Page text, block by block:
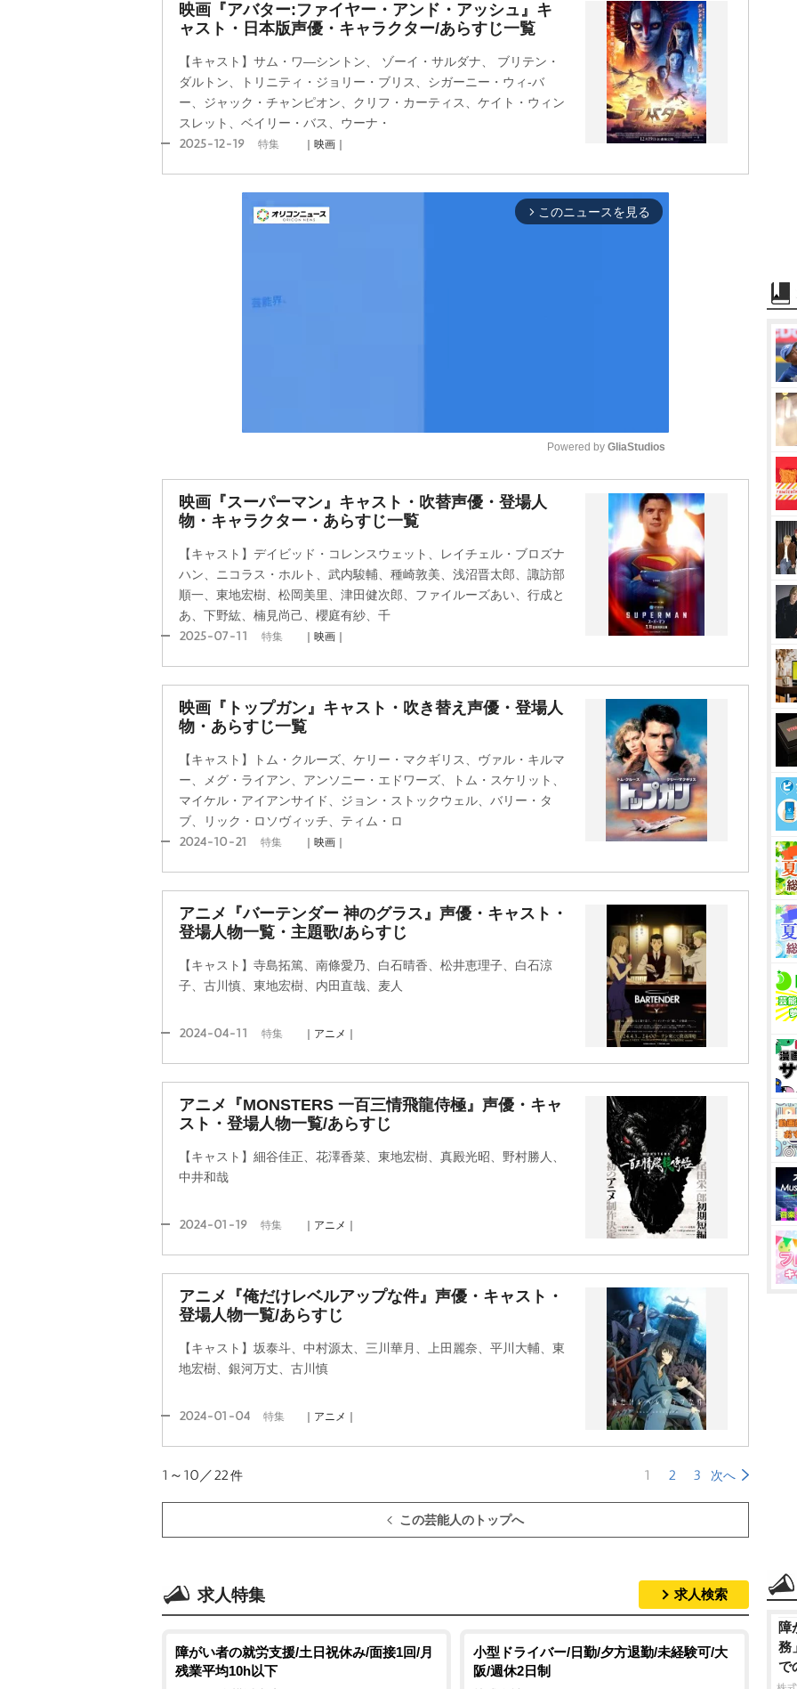
映画『アバター:ファイヤー・アンド・アッシュ』キ
ャスト・日本版声優・キャラクター/あらすじ一覧
【キャスト】サム・ワ―シントン、 ゾーイ・サルダナ、 ブリテン・
ダルトン、トリニティ・ジョリー・ブリス、シガーニー・ウィ-バ
ー、ジャック・チャンピオン、クリフ・カーティス、ケイト・ウィン
スレット、ベイリー・バス、ウーナ・
2025-12-19 特集 ｜映画｜
arrow_forward_ios このニュースを見る
Powered by GliaStudios
映画『スーパーマン』キャスト・吹替声優・登場人
物・キャラクター・あらすじ一覧
【キャスト】デイビッド・コレンスウェット、レイチェル・ブロズナ
ハン、ニコラス・ホルト、武内駿輔、種崎敦美、浅沼晋太郎、諏訪部
順一、東地宏樹、松岡美里、津田健次郎、ファイルーズあい、行成と
あ、下野紘、楠見尚己、櫻庭有紗、千
2025-07-11 特集 ｜映画｜
映画『トップガン』キャスト・吹き替え声優・登場人
物・あらすじ一覧
【キャスト】トム・クルーズ、ケリー・マクギリス、ヴァル・キルマ
ー、メグ・ライアン、アンソニー・エドワーズ、トム・スケリット、
マイケル・アイアンサイド、ジョン・ストックウェル、バリー・タ
ブ、リック・ロソヴィッチ、ティム・ロ
2024-10-21 特集 ｜映画｜
アニメ『バーテンダー 神のグラス』声優・キャスト・
登場人物一覧・主題歌/あらすじ
【キャスト】寺島拓篤、南條愛乃、白石晴香、松井恵理子、白石涼
子、古川慎、東地宏樹、内田直哉、麦人
2024-04-11 特集 ｜アニメ｜
アニメ『MONSTERS 一百三情飛龍侍極』声優・キャ
スト・登場人物一覧/あらすじ
【キャスト】細谷佳正、花澤香菜、東地宏樹、真殿光昭、野村勝人、
中井和哉
2024-01-19 特集 ｜アニメ｜
アニメ『俺だけレベルアップな件』声優・キャスト・
登場人物一覧/あらすじ
【キャスト】坂泰斗、中村源太、三川華月、上田麗奈、平川大輔、東
地宏樹、銀河万丈、古川慎
2024-01-04 特集 ｜アニメ｜
1～10／22件 1 2 3 次へ
この芸能人のトップへ
求人特集 求人検索
障がい者の就労支援/土日祝休み/面接1回/月
残業平均10h以下
小型ドライバー/日勤/夕方退勤/未経験可/大
阪/週休2日制
障
務
で